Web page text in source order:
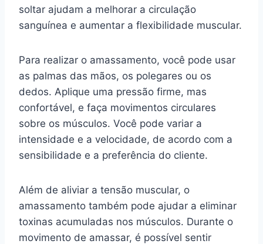
soltar ajudam a melhorar a circulação
sanguínea e aumentar a flexibilidade muscular.
Para realizar o amassamento, você pode usar
as palmas das mãos, os polegares ou os
dedos. Aplique uma pressão firme, mas
confortável, e faça movimentos circulares
sobre os músculos. Você pode variar a
intensidade e a velocidade, de acordo com a
sensibilidade e a preferência do cliente.
Além de aliviar a tensão muscular, o
amassamento também pode ajudar a eliminar
toxinas acumuladas nos músculos. Durante o
movimento de amassar, é possível sentir